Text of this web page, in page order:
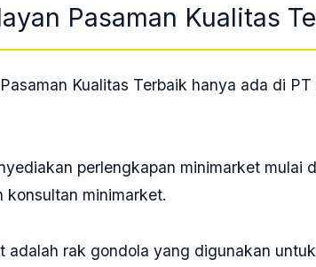
Pasaman Kualitas
Kualitas Terbaik hanya ada di PT
perlengkapan minimarket mulai
konsultan minimarket.
adalah rak gondola yang digunakan